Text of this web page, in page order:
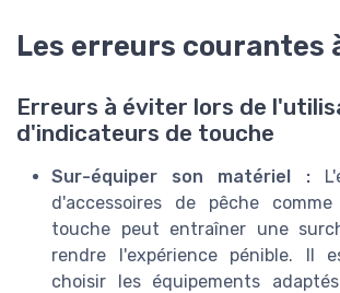
Les erreurs courantes
Erreurs à éviter lors de
d'indicateurs de touche
Sur-équiper son matériel :
d'accessoires de pêche
touche peut entraîner une
rendre l'expérience pénible. Il
choisir les équipements